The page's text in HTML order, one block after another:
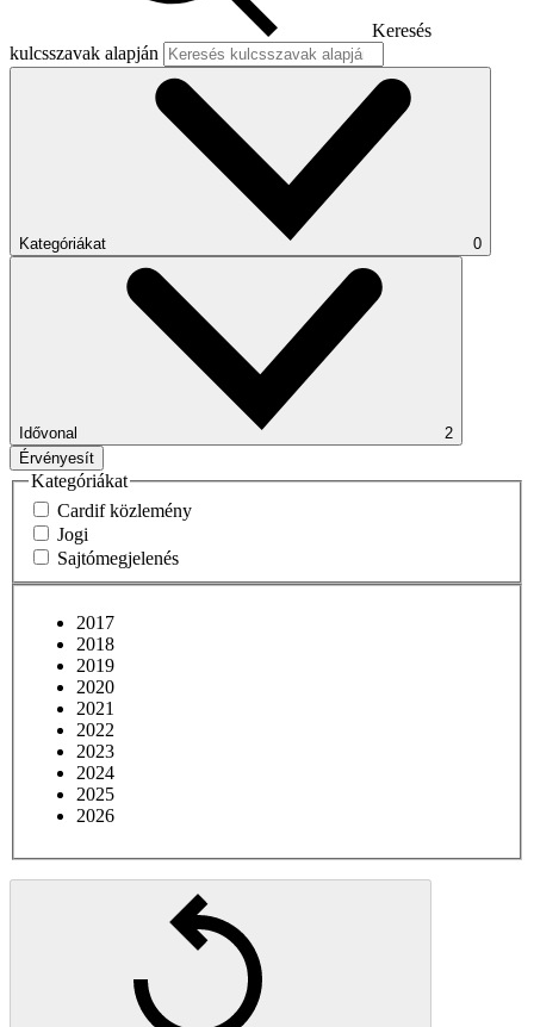
Keresés
kulcsszavak alapján
Kategóriákat 0
Idővonal
2
Érvényesít
Kategóriákat
Cardif közlemény
Jogi
Sajtómegjelenés
2017
2018
2019
2020
2021
2022
2023
2024
2025
2026